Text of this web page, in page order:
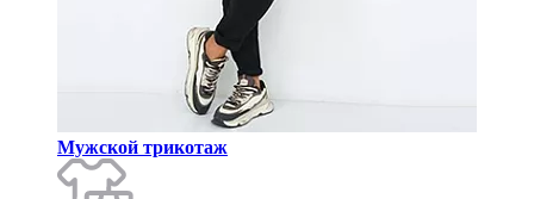
Мужской трикотаж